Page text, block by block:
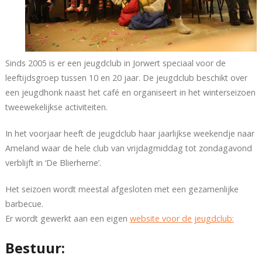
Sinds 2005 is er een jeugdclub in Jorwert speciaal voor de
leeftijdsgroep tussen 10 en 20 jaar. De jeugdclub beschikt over
een jeugdhonk naast het café en organiseert in het winterseizoen
tweewekelijkse activiteiten.
In het voorjaar heeft de jeugdclub haar jaarlijkse weekendje naar
Ameland waar de hele club van vrijdagmiddag tot zondagavond
verblijft in ‘De Blierherne’.
Het seizoen wordt meestal afgesloten met een gezamenlijke
barbecue.
Er wordt gewerkt aan een eigen website voor de jeugdclub:
Bestuur: